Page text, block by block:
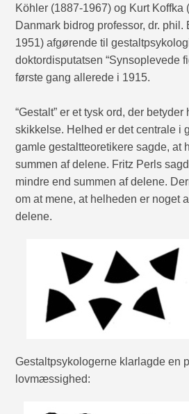
Köhler (1887-1967) og Kurt Koffka
Danmark bidrog professor, dr.
1951) afgørende til
doktordisputatsen “Synsoplevede
første gang allerede i 1915.
“Gestalt” er et tysk ord, der betyder
skikkelse. Helhed er det centrale i
gamle gestaltteoretikere sagde, at
summen af delene. Fritz Perls
mindre end summen af delene.
om at mene, at helheden er noget
delene.
Gestaltpsykologerne klarlagde en
lovmæssighed: